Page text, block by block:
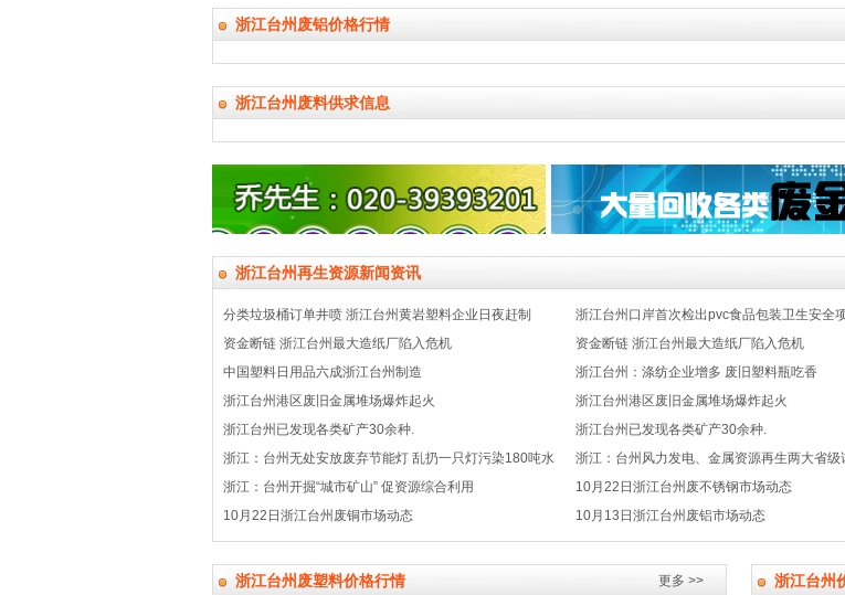
浙江台州废铝价格行情
浙江台州废料供求信息
浙江台州再生资源新闻资讯
分类垃圾桶订单井喷 浙江台州黄岩塑料企业日夜赶制 浙江台州口岸首次检出pvc食品包装卫生安全
资金断链 浙江台州最大造纸厂陷入危机
资金断链 浙江台州最大造纸厂陷入危机
中国塑料日用品六成浙江台州制造
浙江台州：涤纺企业增多 废旧塑料瓶吃香
浙江台州港区废旧金属堆场爆炸起火
浙江台州港区废旧金属堆场爆炸起火
浙江台州已发现各类矿产30余种.
浙江台州已发现各类矿产30余种.
浙江：台州无处安放废弃节能灯 乱扔一只灯污染180吨水
浙江：台州风力发电、金属资源再生两大省级
浙江：台州开掘“城市矿山” 促资源综合利用
10月22日浙江台州废不锈钢市场动态
10月22日浙江台州废铜市场动态
10月13日浙江台州废铝市场动态
浙江台州废塑料价格行情 更多 >> 浙江台州